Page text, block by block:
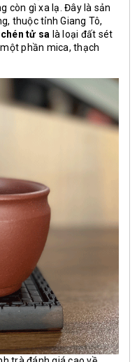
còn gì xa lạ. Đây là sản
thuộc tỉnh Giang Tô,
chén tử sa là loại đất sét
phần mica, thạch